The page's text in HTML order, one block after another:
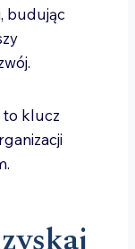
budując
to klucz